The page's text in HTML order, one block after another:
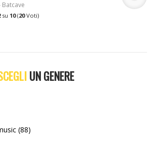
Batcave
su 10(20Voti)
UN GENERE
(88)